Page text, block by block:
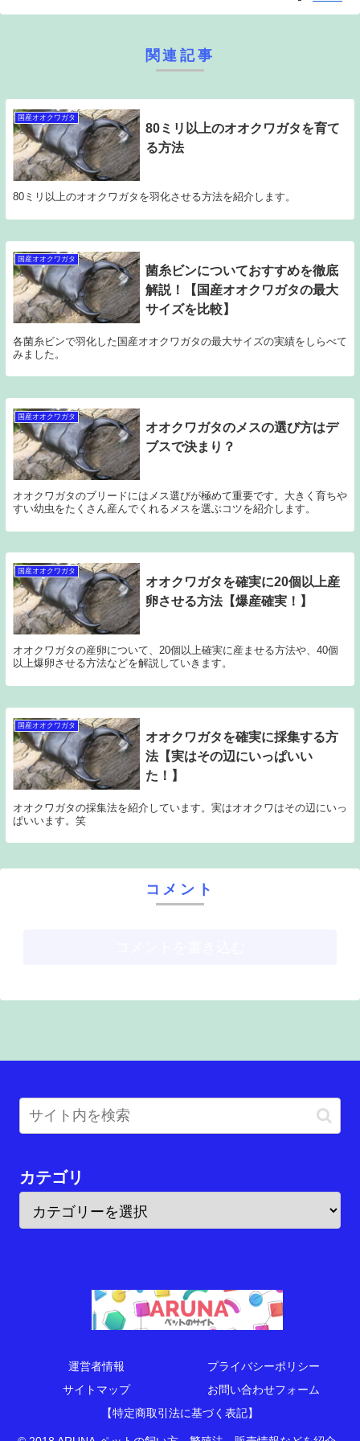
関連記事
国産オオクワガタ
80ミリ以上のオオクワガタを育て
る方法
80ミリ以上のオオクワガタを羽化させる方法を紹介します。
国産オオクワガタ
菌糸ビンについておすすめを徹底
解説！【国産オオクワガタの最大
サイズを比較】
各菌糸ビンで羽化した国産オオクワガタの最大サイズの実績をしらべて
みました。
国産オオクワガタ
オオクワガタのメスの選び方はデ
ブスで決まり？
オオクワガタのブリードにはメス選びが極めて重要です。大きく育ちや
すい幼虫をたくさん産んでくれるメスを選ぶコツを紹介します。
国産オオクワガタ
オオクワガタを確実に20個以上産
卵させる方法【爆産確実！】
オオクワガタの産卵について、20個以上確実に産ませる方法や、40個
以上爆卵させる方法などを解説していきます。
国産オオクワガタ
オオクワガタを確実に採集する方
法【実はその辺にいっぱいい
た！】
オオクワガタの採集法を紹介しています。実はオオクワはその辺にいっ
ぱいいます。笑
コメント
カテゴリ
運営者情報
プライバシーポリシー
サイトマップ
お問い合わせフォーム
【特定商取引法に基づく表記】